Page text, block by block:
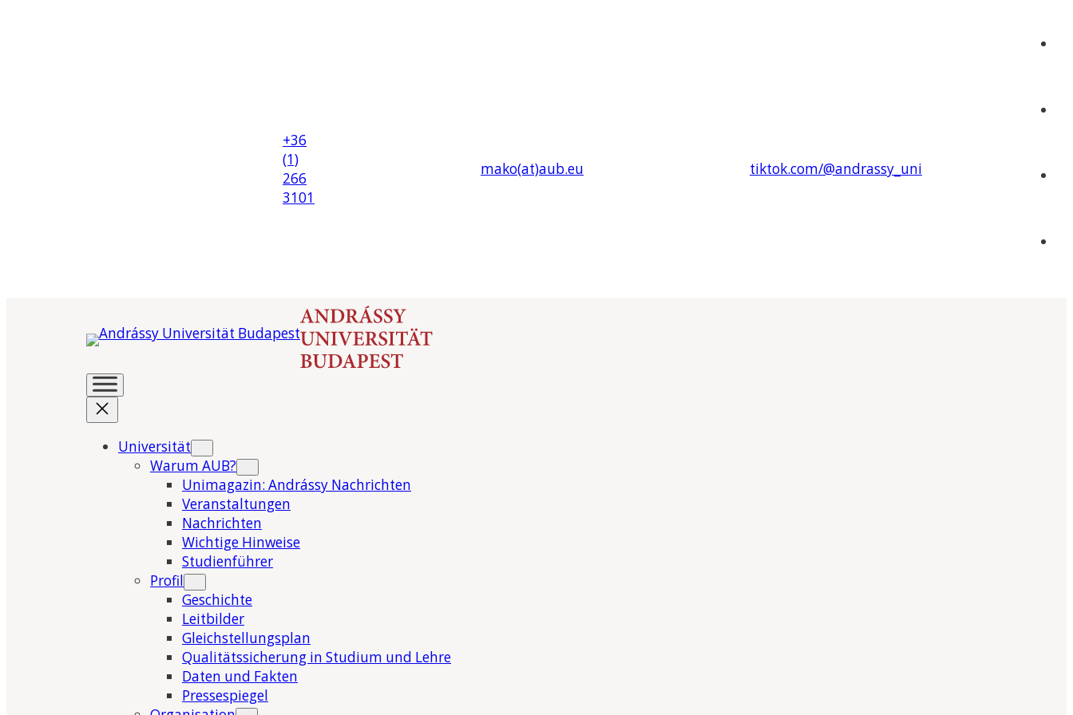
+36
(1)
266
3101
mako(at)aub.eu tiktok.com/@andrassy_uni
Universität
Warum AUB?
Unimagazin: Andrássy Nachrichten
Veranstaltungen
Nachrichten
Wichtige Hinweise
Studienführer
Profil
Geschichte
Leitbilder
Gleichstellungsplan
Qualitätssicherung in Studium und Lehre
Daten und Fakten
Pressespiegel